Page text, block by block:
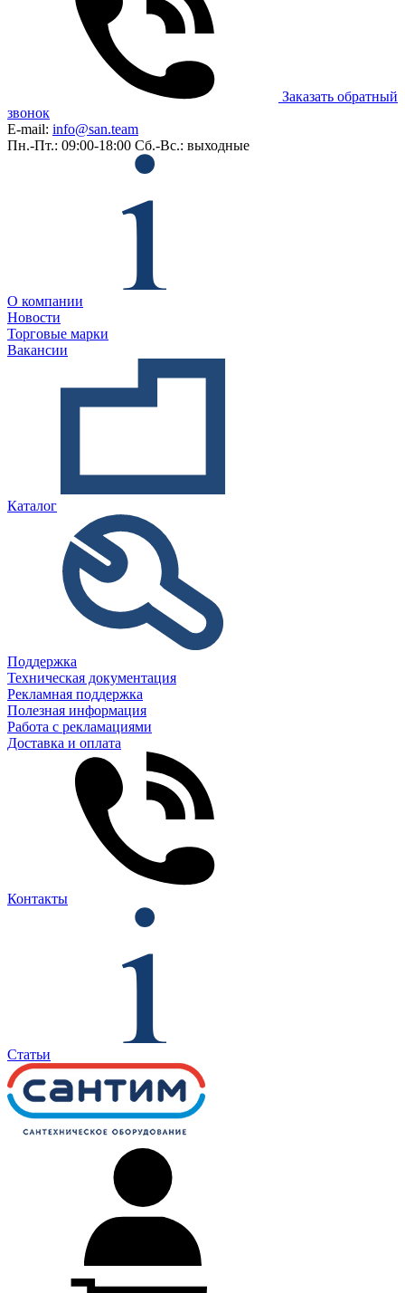
Заказать обратный
звонок
E-mail: info@san.team
Пн.-Пт.: 09:00-18:00 Сб.-Вс.: выходные
О компании
Новости
Торговые марки
Вакансии
Каталог
Поддержка
Техническая документация
Рекламная поддержка
Полезная информация
Работа с рекламациями
Доставка и оплата
Контакты
Статьи